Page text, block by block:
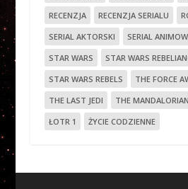
RECENZJA
RECENZJA SERIALU
SERIAL AKTORSKI
SERIAL
STAR WARS
STAR WARS
STAR WARS REBELS
THE FORCE
THE LAST JEDI
THE MANDALORIAN
ŁOTR 1
ŻYCIE CODZIENNE